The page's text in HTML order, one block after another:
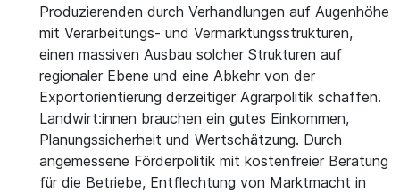
Produzierenden durch Verhandlungen auf Augenhöhe
mit Verarbeitungs- und Vermarktungsstrukturen,
einen massiven Ausbau solcher Strukturen auf
regionaler Ebene und eine Abkehr von der
Exportorientierung derzeitiger Agrarpolitik schaffen.
Landwirt:innen brauchen ein gutes Einkommen,
Planungssicherheit und Wertschätzung. Durch
angemessene Förderpolitik mit kostenfreier Beratung
für die Betriebe, Entflechtung von Marktmacht in